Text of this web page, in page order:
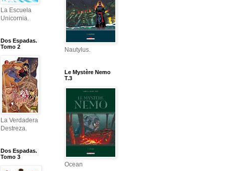
La Escuela
Unicornia.
Dos Espadas.
Tomo 2
La Verdadera
Destreza.
Dos Espadas.
Tomo 3
Nautylus.
Le Mystère Nemo
T.3
Ocean